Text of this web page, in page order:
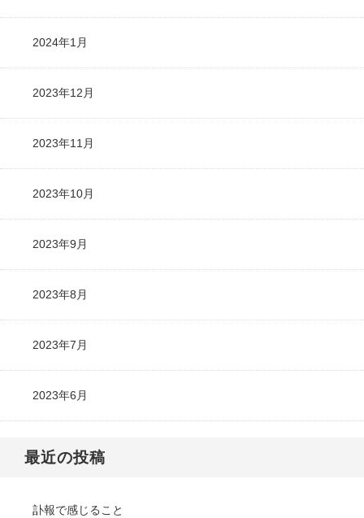
2024年1月
2023年12月
2023年11月
2023年10月
2023年9月
2023年8月
2023年7月
2023年6月
最近の投稿
訃報で感じること